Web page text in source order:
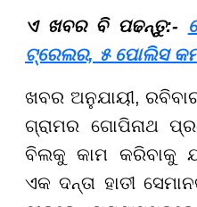
ଏ ଖବର ବି ପଢନ୍ତୁ:-
ଟ୍ରେଲର, ୫ ପୋଲିସ
ଖବର ଅନୁଯାୟୀ,
ଗ୍ରାମର ଗୋପିନାଥ
ବିଲକୁ କାମ କରିବାକୁ
ଏକ ଦନ୍ତା ହାତୀ